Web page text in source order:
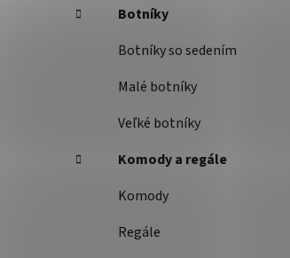
Botníky
Botníky so sedením
Malé botníky
Veľké botníky
Komody a regále
Komody
Regále